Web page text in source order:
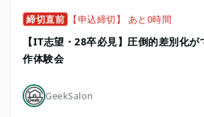
締切直前 【申込締切】 あと0時間
【IT志望・28卒必見】圧倒的差別化
作体験会
GeekSalon